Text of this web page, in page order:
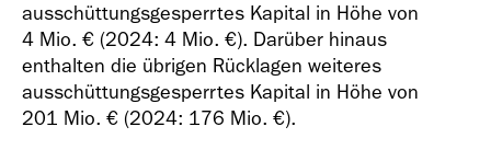
ausschüttungsgesperrtes Kapital in Höhe von
4 Mio. € (2024: 4 Mio. €). Darüber hinaus
enthalten die übrigen Rücklagen weiteres
ausschüttungsgesperrtes Kapital in Höhe von
201 Mio. € (2024: 176 Mio. €).